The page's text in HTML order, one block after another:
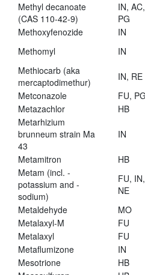
Methyl decanoate
(CAS 110-42-9)
IN,
PG
Methoxyfenozide
IN
Methomyl
IN
Methiocarb (aka
mercaptodimethur)
IN, RE
Metconazole
FU, PG
Metazachlor
HB
Metarhizium
brunneum strain Ma
43
IN
Metamitron HB
Metam (incl. -
potassium and -
sodium)
FU,
NE
Metaldehyde MO
Metalaxyl-M
FU
Metalaxyl
FU
Metaflumizone
IN
Mesotrione
HB